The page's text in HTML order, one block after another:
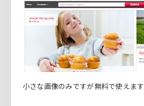
小さな画像のみですが無料で使えます